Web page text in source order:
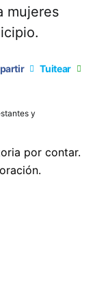
mujeres
Tuitear
y